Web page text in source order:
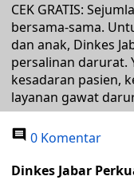
CEK GRATIS:
bersama-sama.
dan anak, Dinkes
persalinan darurat.
kesadaran pasien,
layanan gawat
0 Komentar
Dinkes Jabar